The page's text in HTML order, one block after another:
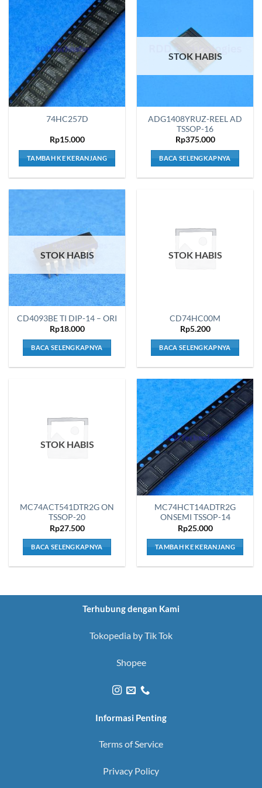
74HC257D
Rp15.000
TAMBAH KE KERANJANG
STOK HABIS
ADG1408YRUZ-REEL AD
TSSOP-16
Rp375.000
BACA SELENGKAPNYA
STOK HABIS
CD4093BE TI DIP-14 – ORI
Rp18.000
BACA SELENGKAPNYA
STOK HABIS
CD74HC00M
Rp5.200
BACA SELENGKAPNYA
STOK HABIS
MC74ACT541DTR2G ON
TSSOP-20
Rp27.500
BACA SELENGKAPNYA
MC74HCT14ADTR2G
ONSEMI TSSOP-14
Rp25.000
TAMBAH KE KERANJANG
Terhubung dengan Kami
Tokopedia by Tik Tok
Shopee
Informasi Penting
Terms of Service
Privacy Policy